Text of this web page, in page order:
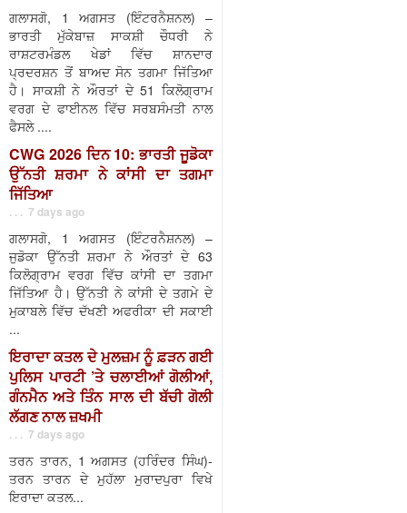
ਗਲਾਸਗੋ, 1 ਅਗਸਤ (ਇੰਟਰਨੈਸ਼ਨਲ) –
ਭਾਰਤੀ ਮੁੱਕੇਬਾਜ਼ ਸਾਕਸ਼ੀ ਚੌਧਰੀ ਨੇ
ਰਾਸ਼ਟਰਮੰਡਲ ਖੇਡਾਂ ਵਿੱਚ ਸ਼ਾਨਦਾਰ
ਪ੍ਰਦਰਸ਼ਨ ਤੋਂ ਬਾਅਦ ਸੋਨ ਤਗਮਾ ਜਿੱਤਿਆ
ਹੈ। ਸਾਕਸ਼ੀ ਨੇ ਔਰਤਾਂ ਦੇ 51 ਕਿਲੋਗ੍ਰਾਮ
ਵਰਗ ਦੇ ਫਾਈਨਲ ਵਿੱਚ ਸਰਬਸੰਮਤੀ ਨਾਲ
ਫੈਸਲੇ ....
CWG 2026 ਦਿਨ 10: ਭਾਰਤੀ ਜੂਡੋਕਾ
ਉੱਨਤੀ ਸ਼ਰਮਾ ਨੇ ਕਾਂਸੀ ਦਾ ਤਗਮਾ
ਜਿੱਤਿਆ
. . . 7 days ago
ਗਲਾਸਗੋ, 1 ਅਗਸਤ (ਇੰਟਰਨੈਸ਼ਨਲ) –
ਜੁਡੋਕਾ ਉੱਨਤੀ ਸ਼ਰਮਾ ਨੇ ਔਰਤਾਂ ਦੇ 63
ਕਿਲੋਗ੍ਰਾਮ ਵਰਗ ਵਿੱਚ ਕਾਂਸੀ ਦਾ ਤਗਮਾ
ਜਿੱਤਿਆ ਹੈ। ਉੱਨਤੀ ਨੇ ਕਾਂਸੀ ਦੇ ਤਗਮੇ ਦੇ
ਮੁਕਾਬਲੇ ਵਿੱਚ ਦੱਖਣੀ ਅਫਰੀਕਾ ਦੀ ਸਕਾਈ
...
ਇਰਾਦਾ ਕਤਲ ਦੇ ਮੁਲਜ਼ਮ ਨੂੰ ਫ਼ੜਨ ਗਈ
ਪੁਲਿਸ ਪਾਰਟੀ ’ਤੇ ਚਲਾਈਆਂ ਗੋਲੀਆਂ,
ਗੰਨਮੈਨ ਅਤੇ ਤਿੰਨ ਸਾਲ ਦੀ ਬੱਚੀ ਗੋਲੀ
ਲੱਗਣ ਨਾਲ ਜ਼ਖਮੀ
. . . 7 days ago
ਤਰਨ ਤਾਰਨ, 1 ਅਗਸਤ (ਹਰਿੰਦਰ ਸਿੰਘ)-
ਤਰਨ ਤਾਰਨ ਦੇ ਮੁਹੱਲਾ ਮੁਰਾਦਪੁਰਾ ਵਿਖੇ
ਇਰਾਦਾ ਕਤਲ...